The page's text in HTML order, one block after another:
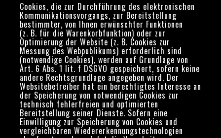
Cookies, die zur Durchführung des elektronischen
Kommunikationsvorgangs, zur Bereitstellung
bestimmter, von Ihnen erwünschter Funktionen
(z. B. für die Warenkorbfunktion) oder zur
Optimierung der Website (z. B. Cookies zur
Messung des Webpublikums) erforderlich sind
(notwendige Cookies), werden auf Grundlage von
Art. 6 Abs. 1 lit. f DSGVO gespeichert, sofern keine
andere Rechtsgrundlage angegeben wird. Der
Websitebetreiber hat ein berechtigtes Interesse an
der Speicherung von notwendigen Cookies zur
technisch fehlerfreien und optimierten
Bereitstellung seiner Dienste. Sofern eine
Einwilligung zur Speicherung von Cookies und
vergleichbaren Wiedererkennungstechnologien